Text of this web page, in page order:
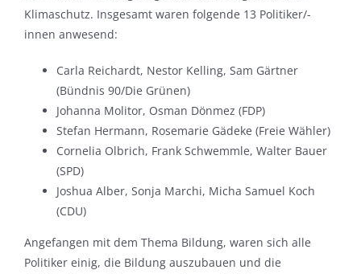
Klimaschutz. Insgesamt waren folgende 13 Politiker/-
innen anwesend:
Carla Reichardt, Nestor Kelling, Sam Gärtner
(Bündnis 90/Die Grünen)
Johanna Molitor, Osman Dönmez (FDP)
Stefan Hermann, Rosemarie Gädeke (Freie Wähler)
Cornelia Olbrich, Frank Schwemmle, Walter Bauer
(SPD)
Joshua Alber, Sonja Marchi, Micha Samuel Koch
(CDU)
Angefangen mit dem Thema Bildung, waren sich alle
Politiker einig, die Bildung auszubauen und die